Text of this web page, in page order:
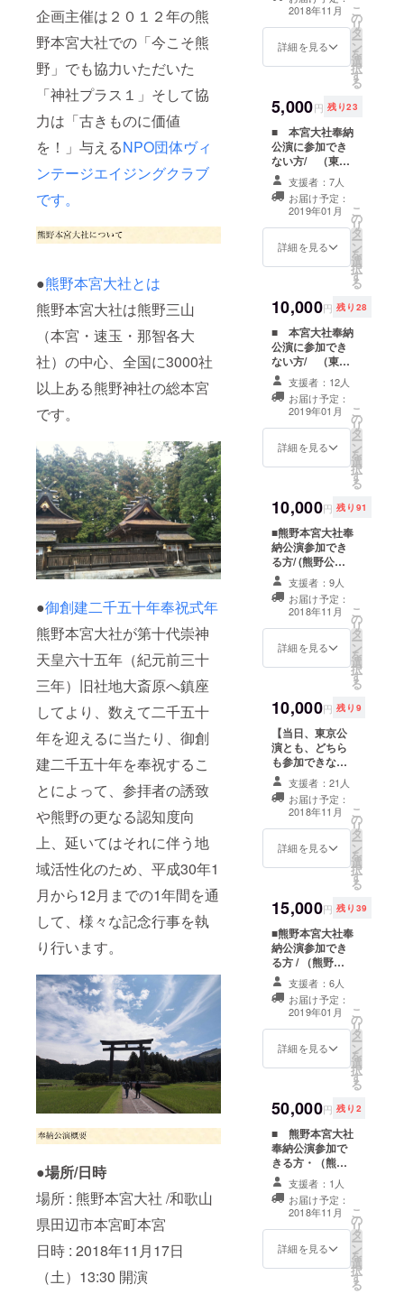
企画主催は２０１２年の熊
野本宮大社での「今こそ熊
野」でも協力いただいた
「神社プラス１」そして協
力は「古きものに価値
を！」与えるNPO団体ヴィ
ンテージエイジングクラブ
です。
●熊野本宮大社とは
熊野本宮大社は熊野三山
（本宮・速玉・那智各大
社）の中心、全国に3000社
以上ある熊野神社の総本宮
です。
●御創建二千五十年奉祝式年
熊野本宮大社が第十代崇神
天皇六十五年（紀元前三十
三年）旧社地大斎原へ鎮座
してより、数えて二千五十
年を迎えるに当たり、御創
建二千五十年を奉祝するこ
とによって、参拝者の誘致
や熊野の更なる認知度向
上、延いてはそれに伴う地
域活性化のため、平成30年1
月から12月までの1年間を通
して、様々な記念行事を執
り行います。
●場所/日時
場所 : 熊野本宮大社 /和歌山
県田辺市本宮町本宮
日時 : 2018年11月17日
（土）13:30 開演
に「熊野本宮大
社奉納公演のご
招待状」を お送
ルが届かない場
合は
support@wada
hiromi.comまで
ご連絡ください
ませ） 当日は皆
様のための参加
席をご用意させ
ていただきま
是非、一緒に熊
野本宮大社の創
しょう！ 公演内
容 １部 １３：
３０〜 ＜第一部
＞ オキタリュ
ウイチ・和田裕
美のトークセッ
ション 蘇
りの聖地、熊野
だから語れる！
生１００年時代
における、これ
４：５０〜 中嶋
ス「ギフト」・
祈りのステージ
出演 ：
中嶋朋子 世界
中の慈しみの言
葉を集め、現代
して中嶋朋子が
それらの言葉=ギ
ます。
2018年11月
詳細を見る
こ
の
リ
タ
ー
ン
を
選
択
す
る
5,000円 残り23
■ 本宮大社奉納
公演に参加でき
ない方/ （東京
公演） ■ 東京
で熊野本宮大社
２０５０年大祭
をお祝いしよ
う！にご招待 オ
キタリュウイチ
上映会にご招
待！ 会場: シ
アター代官山 日
程: ２０１９年
１月２８日 １
９：００〜 ※ご
案内状をメール
にて事前にお送
りいたします。
宮大社創建２０
５０年を東京で
ワースポットに
なったのはな
ぜ？ 昔の
人はみんなスピ
リチュアル？
現在、過
去、未来が熊野
にある 仕
事で成功するこ
結果を残
せる人は、ここ
すればいい？こ
し など
１１月１７日の
映像とともに、
熊野のパワーを
届けます。 ※オ
キタリュウイチ
壇します！直接
話せる近い空間
支援者：7人
お届け予定：
2019年01月
詳細を見る
こ
の
リ
タ
ー
ン
を
選
択
す
る
10,000円 残り28
■ 本宮大社奉納
公演に参加でき
ない方/ （東京
公演、映像） ■
東京で熊野本宮
大社２０５０年
大祭をお祝いし
よう！にご招待
「オキタリュウ
ント上映会にご
招待！ 会場: シ
アター代官山 日
程: ２０１９年
１月２８日 １
９：００〜 ※ご
案内状をメール
にて事前にお送
りいたします。
宮大社創建２０
５０年を東京で
ワースポットに
なったのはな
ぜ？ 昔の
人はみんなスピ
リチュアル？
現在、過
去、未来が熊野
にある 仕
事で成功するこ
結果を残
せる人は、ここ
すればいい？こ
し など
１１月１７日の
映像とともに、
熊野のパワーを
届けます。 ※オ
キタリュウイチ
壇します！直接
話せる近い空間
本奉納公演を記
録したスペシャ
ル映像プレゼン
ト！ 公演を編
集し、限定配
信。後日、配信
URLをメールに
てお送りいたし
ます。■
支援者：12人
お届け予定：
2019年01月
詳細を見る
こ
の
リ
タ
ー
ン
を
選
択
す
る
10,000円 残り91
■熊野本宮大社奉
納公演参加でき
る方/ (熊野公
演 映像） ■
熊野本宮大社特
別奉納公演ご招
待 ご指定のメー
ルアドレスに
「熊野本宮大社
ます。（一週間
経ってもメール
が届かない場合
は
support@wada
hiromi.comまで
ご連絡ください
ませ） 当日は皆
様のための参加
ていただきま
す。（自由席）
建２０５０大祭
をお祝いしま
しょう！ 公演内
容 １部 １３：
３０〜 ＜第一部
＞ オキタリュ
ウイチ・和田裕
美のトークセッ
の聖地、熊野だ
から語れる！
における、これ
て方】 ・ずっ
と続く幸せを手
にいれるには？
・稼ぎ続ける
ために必要なこ
とは神社から学
神社の驚きの関
係図 ・歴史か
支援者：9人
お届け予定：
2018年11月
詳細を見る
こ
の
リ
タ
ー
ン
を
選
択
す
る
10,000円 残り9
【当日、東京公
演とも、どちら
も参加できない
方向け】 イベン
ト終了後 八咫烏
ポストから 中嶋
朋子さん、和田
裕美さんより お
礼のお便りが届
届けします。
支援者：21人
お届け予定：
2018年11月
詳細を見る
こ
の
リ
タ
ー
ン
を
選
択
す
る
15,000円 残り39
■熊野本宮大社奉
納公演参加でき
る方 / （熊野公
演、東京公演、
映像） ■ 熊野
本宮大社特別奉
納公演ご招待！
ご指定のメー
ルアドレスに
させていただき
ます。（一週間
経ってもメール
が届かない場合
は
support@wada
hiromi.comまで
ご連絡ください
ませ） 当日は皆
席をご用意させ
ていただきま
支援者：6人
お届け予定：
2019年01月
詳細を見る
こ
の
リ
タ
ー
ン
を
選
択
す
る
50,000円 残り2
■ 熊野本宮大社
奉納公演参加で
きる方・（熊野
公演 オキタ
リュウイチ個
別 記念撮影
映像） ■ 翌
日、熊野本宮大
社の近くにて、
支援者：1人
お届け予定：
2018年11月
詳細を見る
こ
の
リ
タ
ー
ン
を
選
択
す
る